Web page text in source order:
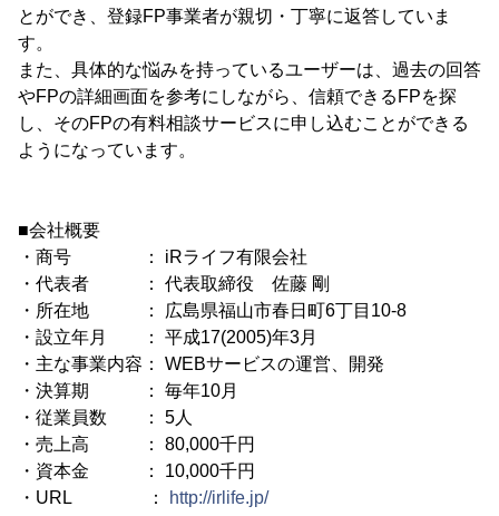
とができ、登録FP事業者が親切・丁寧に返答していま
す。
また、具体的な悩みを持っているユーザーは、過去の回答
やFPの詳細画面を参考にしながら、信頼できるFPを探
し、そのFPの有料相談サービスに申し込むことができる
ようになっています。
■会社概要
・商号 ： iRライフ有限会社
・代表者 ： 代表取締役 佐藤 剛
・所在地 ： 広島県福山市春日町6丁目10-8
・設立年月 ： 平成17(2005)年3月
・主な事業内容： WEBサービスの運営、開発
・決算期 ： 毎年10月
・従業員数 ： 5人
・売上高 ： 80,000千円
・資本金 ： 10,000千円
・URL ：
http://irlife.jp/